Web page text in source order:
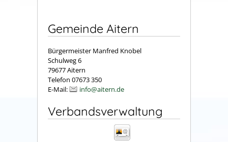
Gemeinde Aitern
Bürgermeister Manfred Knobel
Schulweg 6
79677 Aitern
Telefon 07673 350
E-Mail:
info@aitern.de
Verbandsverwaltung